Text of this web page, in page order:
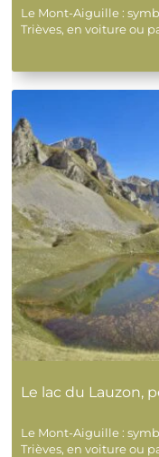
Une très
n’était pas de la
séances de
avec un groupe
Merci Stéphanie
J'espère que le
s'arranger !
En savoir
Publié par
Séjour "YOGA et
DE BIEN-ÊTRE"
5/5
Le Mont-Aiguille :
Trièves, en voiture ou
Le lac du Lauzon,
Le Mont-Aiguille :
Trièves, en voiture ou